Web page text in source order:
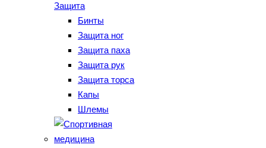
Защита
Бинты
Защита ног
Защита паха
Защита рук
Защита торса
Капы
Шлемы